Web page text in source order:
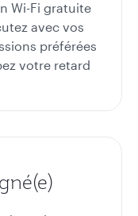
Wi-Fi gratuite
avec vos
préférées
votre retard